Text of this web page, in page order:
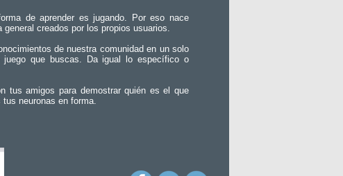
de aprender es jugando. Por eso nace
creados por los propios usuarios.
de nuestra comunidad en un solo
juego que buscas. Da igual lo específico o
tus amigos para demostrar quién es el que
neuronas en forma.